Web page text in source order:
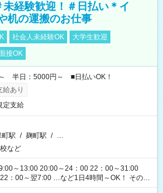
未経験歓迎！＃日払い＊イ
机の運搬のお仕事
社会人未経験OK
大学生歓迎
接OK
半日：5000円～ ■日払いOK！
給あり
定支給
町駅 / 麹町駅 / …
など
～13:00 20:00～24：00 22：00～31:00
00～翌7:00 …など1日4時間～OK！ その他
す！ お気軽にご相談ください！